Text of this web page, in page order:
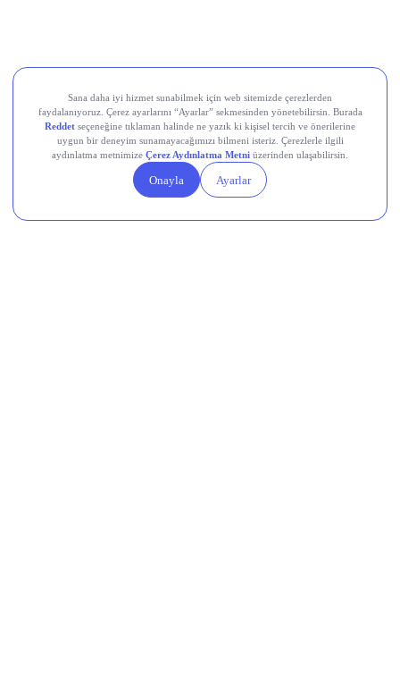
Bedelsiz Sermaye Artırımı için Başvuru
Yapmaya Gerek Var mı?